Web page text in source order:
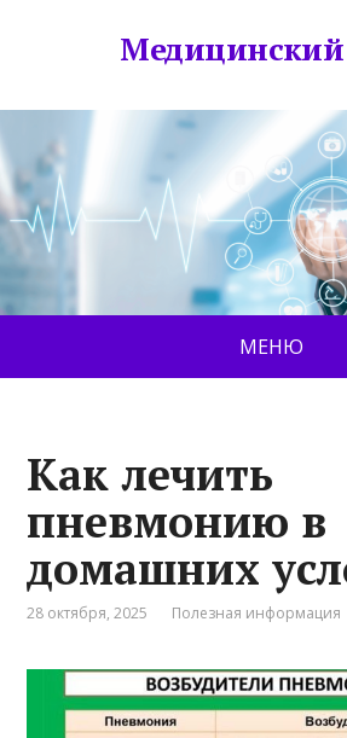
Медицинский
МЕНЮ
Как лечить
пневмонию в
домашних
28 октября, 2025 Полезная информация